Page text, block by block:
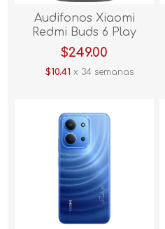
Audifonos Xiaomi
Redmi Buds 6 Play
Negro
$249.00
$10.41 x 34 semanas